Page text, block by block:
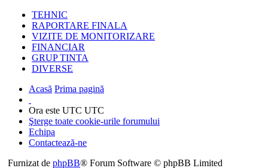
TEHNIC
RAPORTARE FINALA
VIZITE DE MONITORIZARE
FINANCIAR
GRUP TINTA
DIVERSE
Acasă Prima pagină
Ora este UTC UTC
Şterge toate cookie-urile forumului
Echipa
Contactează-ne
Furnizat de phpBB® Forum Software © phpBB Limited